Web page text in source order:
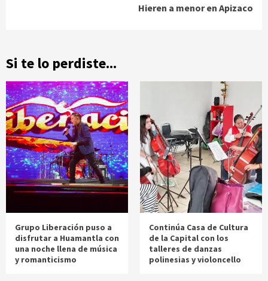
Hieren a menor en Apizaco
Si te lo perdiste...
Grupo Liberación puso a
disfrutar a Huamantla con
una noche llena de música
y romanticismo
Continúa Casa de Cultura
de la Capital con los
talleres de danzas
polinesias y violoncello